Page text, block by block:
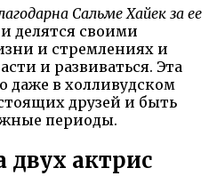
Сальме Хайек за ее
делятся своими
и стремлениях и
и развиваться. Эта
даже в холливудском
друзей и быть
периоды.
двух актрис